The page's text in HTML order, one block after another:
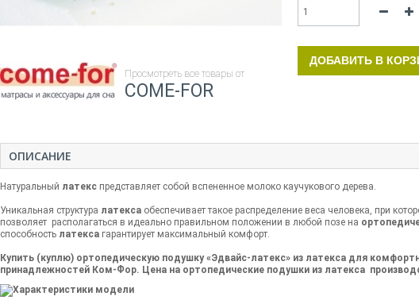
Просмотреть все товары от
COME-FOR
ДОБАВИТЬ В
ОПИСАНИЕ
Натуральный латекс представляет собой вспененное молоко каучукового дерева.
Уникальная структура латекса обеспечивает такое распределение веса человека, при
позволяет располагаться в идеально правильном положении в любой позе на
способность латекса гарантирует максимальный комфорт.
Купить (куплю) ортопедическую подушку «Эдвайс-латекс» из латекса для
принадлежностей Ком-Фор. Цена на ортопедические подушки из латекса